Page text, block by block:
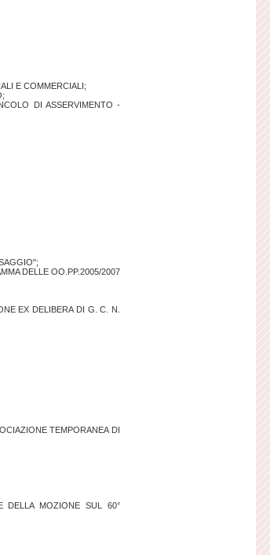
E COMMERCIALI;
DI ASSERVIMENTO -
DELLE OO.PP.2005/2007
EX DELIBERA DI G. C. N.
TEMPORANEA DI
DELLA MOZIONE SUL 60°